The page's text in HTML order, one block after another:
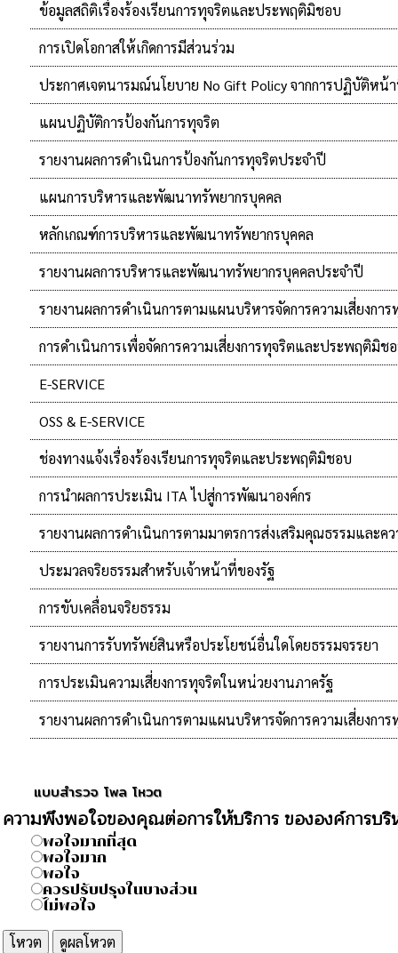
ข้อมูลสถิติเรื่องร้องเรียนการทุจริตและประพฤติมิชอบ
การเปิดโอกาสให้เกิดการมีส่วนร่วม
ประกาศเจตนารมณ์นโยบาย No Gift Policy จากการปฏิบัติหน้
แผนปฏิบัติการป้องกันการทุจริต
รายงานผลการดำเนินการป้องกันการทุจริตประจำปี
แผนการบริหารและพัฒนาทรัพยากรบุคคล
หลักเกณฑ์การบริหารและพัฒนาทรัพยากรบุคคล
รายงานผลการบริหารและพัฒนาทรัพยากรบุคคลประจำปี
รายงานผลการดำเนินการตามแผนบริหารจัดการความเสี่ยงกา
การดำเนินการเพื่อจัดการความเสี่ยงการทุจริตและประพฤติมิช
E-SERVICE
OSS & E-SERVICE
ช่องทางแจ้งเรื่องร้องเรียนการทุจริตและประพฤติมิชอบ
การนำผลการประเมิน ITA ไปสู่การพัฒนาองค์กร
รายงานผลการดำเนินการตามมาตรการส่งเสริมคุณธรรมและ
ประมวลจริยธรรมสำหรับเจ้าหน้าที่ของรัฐ
การขับเคลื่อนจริยธรรม
รายงานการรับทรัพย์สินหรือประโยชน์อื่นใดโดยธรรมจรรยา
การประเมินความเสี่ยงการทุจริตในหน่วยงานภาครัฐ
รายงานผลการดำเนินการตามแผนบริหารจัดการความเสี่ยงการ
แบบสำรวจ โพล โหวต
ความพึงพอใจของคุณต่อการให้บริการ ขององค์การบ
พอใจมากที่สุด
พอใจมาก
พอใจ
ควรปรับปรุงในบางส่วน
ไม่พอใจ